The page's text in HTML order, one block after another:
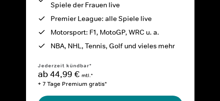
Spiele der Frauen live
Premier League: alle Spiele live
Motorsport: F1, MotoGP, WRC u. a.
NBA, NHL, Tennis, Golf und vieles mehr
Jederzeit kündbar*
ab 44,99 € mtl.*
+ 7 Tage Premium gratis*